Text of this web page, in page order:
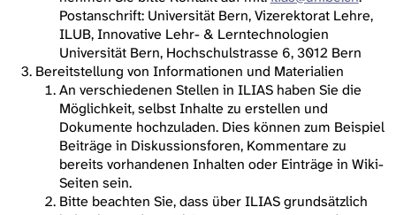
Postanschrift: Universität Bern, Vizerektorat Lehre,
ILUB, Innovative Lehr- & Lerntechnologien
Universität Bern, Hochschulstrasse 6, 3012 Bern
Bereitstellung von Informationen und Materialien
An verschiedenen Stellen in ILIAS haben Sie die
Möglichkeit, selbst Inhalte zu erstellen und
Dokumente hochzuladen. Dies können zum Beispiel
Beiträge in Diskussionsforen, Kommentare zu
bereits vorhandenen Inhalten oder Einträge in Wiki-
Seiten sein.
Bitte beachten Sie, dass über ILIAS grundsätzlich